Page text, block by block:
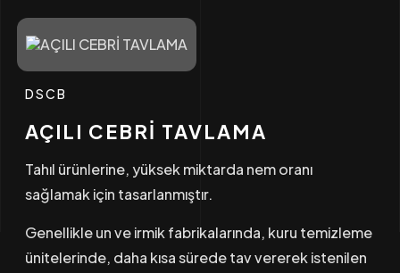
DSCB
AÇILI CEBRİ TAVLAMA
Tahıl ürünlerine, yüksek miktarda nem oranı
sağlamak için tasarlanmıştır.
Genellikle un ve irmik fabrikalarında, kuru temizleme
ünitelerinde, daha kısa sürede tav vererek istenilen